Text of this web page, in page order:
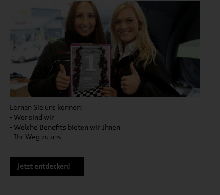
Lernen Sie uns kennen:
- Wer sind wir
- Welche Benefits bieten wir Ihnen
- Ihr Weg zu uns
Jetzt entdecken!